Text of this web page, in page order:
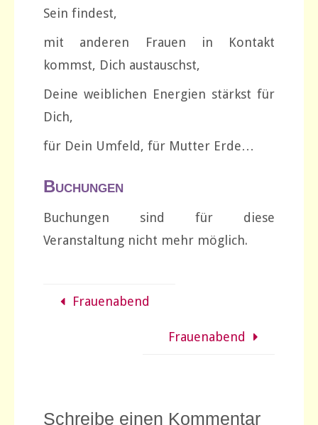
Sein findest,
mit anderen Frauen in Kontakt
kommst, Dich austauschst,
Deine weiblichen Energien stärkst für
Dich,
für Dein Umfeld, für Mutter Erde…
Buchungen
Buchungen sind für diese
Veranstaltung nicht mehr möglich.
Frauenabend
Frauenabend
Schreibe einen Kommentar